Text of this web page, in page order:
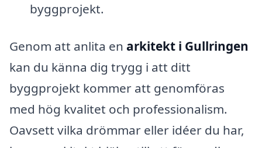
byggprojekt.
Genom att anlita en arkitekt i Gullringen
kan du känna dig trygg i att ditt
byggprojekt kommer att genomföras
med hög kvalitet och professionalism.
Oavsett vilka drömmar eller idéer du har,